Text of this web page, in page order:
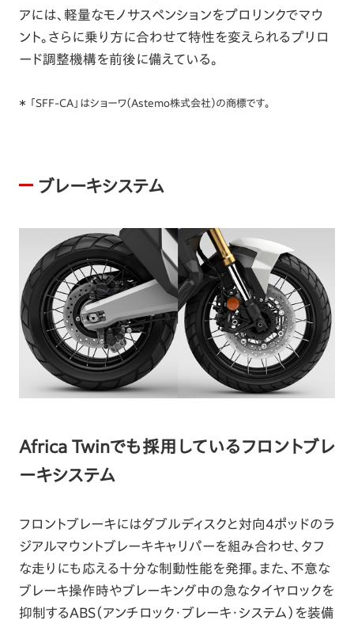
アには、軽量なモノサスペンションをプロリンクでマウ
ント。さらに乗り方に合わせて特性を変えられるプリロ
ード調整機構を前後に備えている。
＊ 「SFF-CA」はショーワ（Astemo株式会社）の商標です。
ブレーキシステム
Africa Twinでも採用しているフロントブレ
ーキシステム
フロントブレーキにはダブルディスクと対向4ポッドのラ
ジアルマウントブレーキキャリパーを組み合わせ、タフ
な走りにも応える十分な制動性能を発揮。また、不意な
ブレーキ操作時やブレーキング中の急なタイヤロックを
抑制するABS（アンチロック・ブレーキ・システム）を装備